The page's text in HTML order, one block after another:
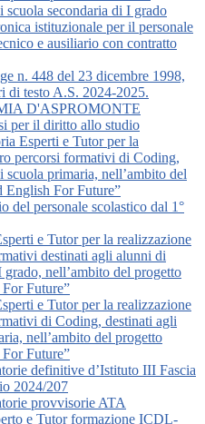
scuola secondaria di I grado
istituzionale per il personale
e ausiliario con contratto
n. 448 del 23 dicembre 1998,
di testo A.S. 2024-2025.
D'ASPROMONTE
per il diritto allo studio
Esperti e Tutor per la
percorsi formativi di Coding,
primaria, nell’ambito del
For Future”
del personale scolastico dal 1°
e Tutor per la realizzazione
destinati agli alunni di
grado, nell’ambito del progetto
Future”
e Tutor per la realizzazione
di Coding, destinati agli
nell’ambito del progetto
Future”
definitive d’Istituto III Fascia
2024/207
provvisorie ATA
e Tutor formazione ICDL-